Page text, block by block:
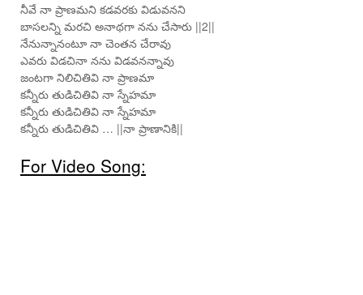
నీవే నా ప్రాణమని కడవరకు విడువనని
బాసలన్ని మరచి అనాథగా నను చేసారు ||2||
నేనున్నానంటూ నా చెంతన చేరావు
ఎవరు విడచినా నను విడవనన్నావు
జంటగా నిలిచితివి నా ప్రాణమా
కన్నీరు తుడిచితివి నా స్నేహమా
కన్నీరు తుడిచితివి నా స్నేహమా
కన్నీరు తుడిచితివి … ||నా ప్రాణానికి||
For Video Song: